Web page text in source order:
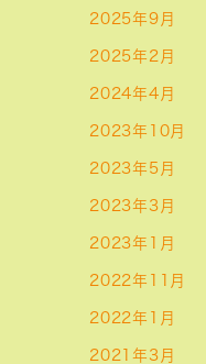
2025年9月
2025年2月
2024年4月
2023年10月
2023年5月
2023年3月
2023年1月
2022年11月
2022年1月
2021年3月